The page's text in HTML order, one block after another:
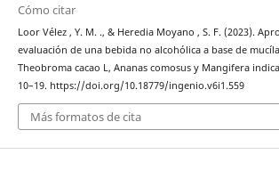
Cómo citar
Loor Vélez , Y. M. ., & Heredia Moyano , S. F. (2023).
evaluación de una bebida no alcohólica a base de
Theobroma cacao L, Ananas comosus y Mangifera
10–19. https://doi.org/10.18779/ingenio.v6i1.559
Más formatos de cita